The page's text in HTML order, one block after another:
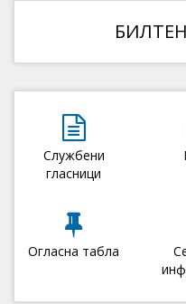
Службени
гласници
Огласна табла